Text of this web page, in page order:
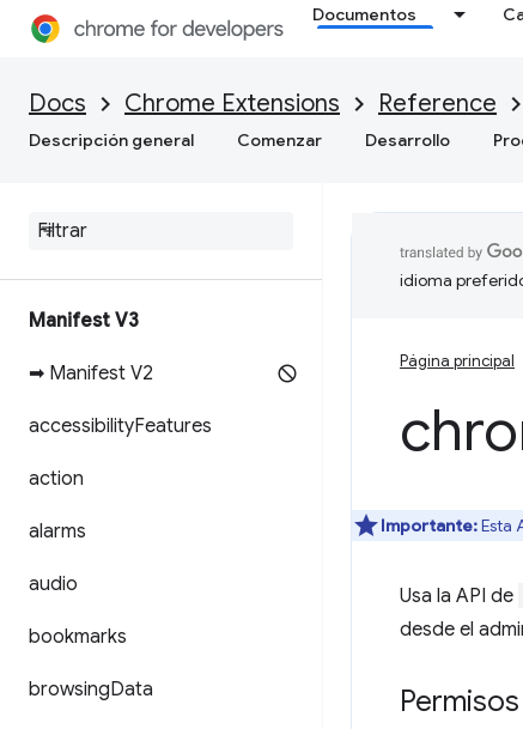
Documentos
Docs Chrome Extensions Reference
Descripción general Comenzar Desarrollo
Manifest V3
➡ Manifest V2
accessibilityFeatures
action
alarms
audio
bookmarks
browsingData
idioma
Página principal
Importante:Esta
Usa la API de
desde el
Permisos